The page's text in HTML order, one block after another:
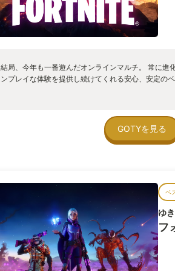
結局、今年も一番遊んだオンラインマルチ。 常に進
ンプレイな体験を提供し続けてくれる安心、安定の
GOTYを見る
ベ
ゆ
フ